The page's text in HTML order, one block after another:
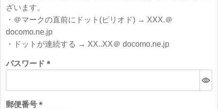
ざいます。
・＠マークの直前にドット(ピリオド) → XXX.＠
docomo.ne.jp
・ドットが連続する → XX..XX＠ docomo.ne.jp
パスワード
須)
郵便番号